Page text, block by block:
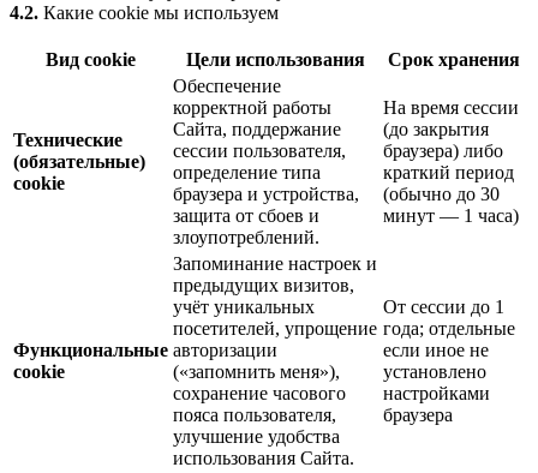
4.2. Какие cookie мы используем
Вид cookie Цели использования Срок хранения
Технические
(обязательные)
cookie
Обеспечение
корректной работы
Сайта, поддержание
сессии пользователя,
определение типа
браузера и устройства,
защита от сбоев и
злоупотреблений.
На время сессии
(до закрытия
браузера) либо
краткий период
(обычно до 30
минут — 1 часа)
Функциональные
cookie
Запоминание настроек и
предыдущих визитов,
учёт уникальных
посетителей, упрощение
авторизации
(«запомнить меня»),
сохранение часового
пояса пользователя,
улучшение удобства
использования Сайта.
От сессии до 1
года; отдельные
если иное не
установлено
настройками
браузера